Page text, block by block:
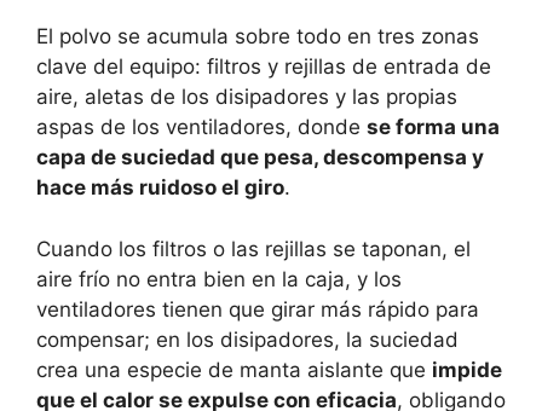
El polvo se acumula sobre todo en tres zonas
clave del equipo: filtros y rejillas de entrada de
aire, aletas de los disipadores y las propias
aspas de los ventiladores, donde se forma una
capa de suciedad que pesa, descompensa y
hace más ruidoso el giro.
Cuando los filtros o las rejillas se taponan, el
aire frío no entra bien en la caja, y los
ventiladores tienen que girar más rápido para
compensar; en los disipadores, la suciedad
crea una especie de manta aislante que impide
que el calor se expulse con eficacia, obligando